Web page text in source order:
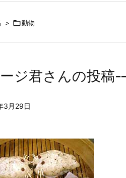
> 動物
ジ君さんの投
3月29日